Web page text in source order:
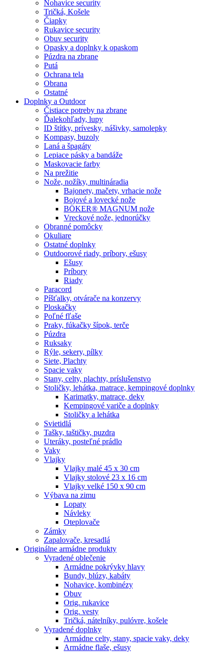
Nohavice security
Tričká, Košele
Čiapky
Rukavice security
Obuv security
Opasky a doplnky k opaskom
Púzdra na zbrane
Putá
Ochrana tela
Obrana
Ostatné
Doplnky a Outdoor
Čistiace potreby na zbrane
Ďalekohľady, lupy
ID štítky, prívesky, nášivky, samolepky
Kompasy, buzoly
Laná a špagáty
Lepiace pásky a bandáže
Maskovacie farby
Na prežitie
Nože, nožíky, multináradia
Bajonety, mačety, vrhacie nože
Bojové a lovecké nože
BÖKER® MAGNUM nože
Vreckové nože, jednorúčky
Obranné pomôcky
Okuliare
Ostatné doplnky
Outdoorové riady, príbory, ešusy
Ešusy
Príbory
Riady
Paracord
Píšťalky, otvárače na konzervy
Ploskačky
Poľné fľaše
Praky, fúkačky šípok, terče
Púzdra
Ruksaky
Rýle, sekery, pílky
Siete, Plachty
Spacie vaky
Stany, celty, plachty, príslušenstvo
Stoličky, lehátka, matrace, kempingové doplnky
Karimatky, matrace, deky
Kempingové variče a doplnky
Stoličky a lehátka
Svietidlá
Tašky, taštičky, puzdra
Uteráky, posteľné prádlo
Vaky
Vlajky
Vlajky malé 45 x 30 cm
Vlajky stolové 23 x 16 cm
Vlajky velké 150 x 90 cm
Výbava na zimu
Lopaty
Návleky
Oteplovače
Zámky
Zapalovače, kresadlá
Originálne armádne produkty
Vyradené oblečenie
Armádne pokrývky hlavy
Bundy, blúzy, kabáty
Nohavice, kombinézy
Obuv
Orig. rukavice
Orig. vesty
Tričká, nátelníky, pulóvre, košele
Vyradené doplnky
Armádne celty, stany, spacie vaky, deky
Armádne flaše, ešusy